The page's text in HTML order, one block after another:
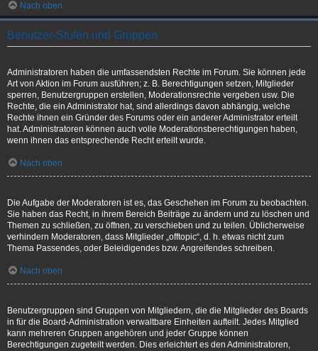
Nach oben
Benutzer-Stufen und Gruppen
Administratoren haben die umfassendsten Rechte im Forum. Sie können jede
Art von Aktion im Forum ausführen; z. B. Berechtigungen setzen, Mitglieder
sperren, Benutzergruppen erstellen, Moderationsrechte vergeben usw. Die
Rechte, die ein Administrator hat, sind allerdings davon abhängig, welche
Rechte ihnen ein Gründer des Forums oder ein anderer Administrator erteilt
hat. Administratoren können auch volle Moderationsberechtigungen haben,
wenn ihnen das entsprechende Recht erteilt wurde.
Nach oben
Die Aufgabe der Moderatoren ist es, das Geschehen im Forum zu beobachten.
Sie haben das Recht, in ihrem Bereich Beiträge zu ändern und zu löschen und
Themen zu schließen, zu öffnen, zu verschieben und zu teilen. Üblicherweise
verhindern Moderatoren, dass Mitglieder „offtopic“, d. h. etwas nicht zum
Thema Passendes, oder Beleidigendes bzw. Angreifendes schreiben.
Nach oben
Benutzergruppen sind Gruppen von Mitgliedern, die die Mitglieder des Boards
in für die Board-Administration verwaltbare Einheiten aufteilt. Jedes Mitglied
kann mehreren Gruppen angehören und jeder Gruppe können
Berechtigungen zugeteilt werden. Dies erleichtert es den Administratoren,